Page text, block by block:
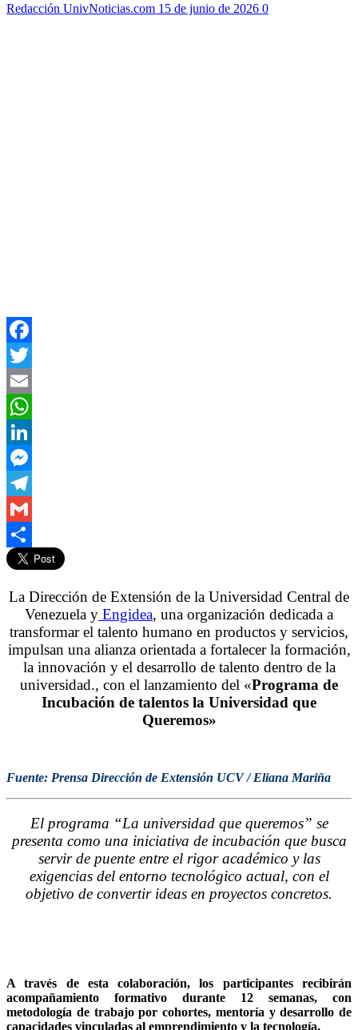
Redacción UnivNoticias.com 15 de junio de 2026 0
Facebook
Twitter
Email
WhatsApp
LinkedIn
Messenger
Telegram
Gmail
Compartir
La Dirección de Extensión de la Universidad Central de
Venezuela y Engidea, una organización dedicada a
transformar el talento humano en productos y servicios,
impulsan una alianza orientada a fortalecer la formación,
la innovación y el desarrollo de talento dentro de la
universidad., con el lanzamiento del «Programa de
Incubación de talentos la Universidad que
Queremos»
Fuente: Prensa Dirección de Extensión UCV / Eliana Mariña
El programa “La universidad que queremos” se
presenta como una iniciativa de incubación que busca
servir de puente entre el rigor académico y las
exigencias del entorno tecnológico actual, con el
objetivo de convertir ideas en proyectos concretos.
A través de esta colaboración, los participantes recibirán
acompañamiento formativo durante 12 semanas, con
metodología de trabajo por cohortes, mentoría y desarrollo de
capacidades vinculadas al emprendimiento y la tecnología.